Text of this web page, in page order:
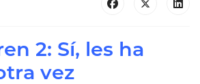
2: Sí, les ha
vez